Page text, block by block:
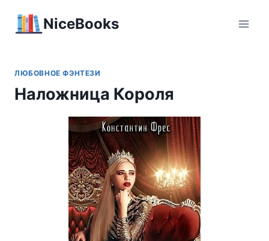
NiceBooks
ЛЮБОВНОЕ ФЭНТЕЗИ
Наложница Короля